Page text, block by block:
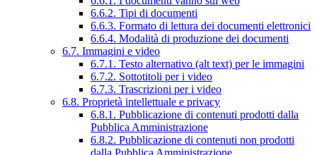
6.6.2. Tipi di documenti
6.6.3. Formato di lettura dei documenti elettronici
6.6.4. Modalità di produzione dei documenti
6.7. Immagini e video
6.7.1. Testo alternativo (alt text) per le immagini
6.7.2. Sottotitoli per i video
6.7.3. Trascrizioni per i video
6.8. Proprietà intellettuale e privacy
6.8.1. Pubblicazione di contenuti prodotti dalla
Pubblica Amministrazione
6.8.2. Pubblicazione di contenuti non prodotti
dalla Pubblica Amministrazione